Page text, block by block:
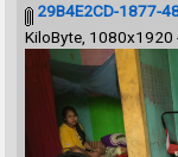
29B4E2CD-1877-
KiloByte, 1080x1920